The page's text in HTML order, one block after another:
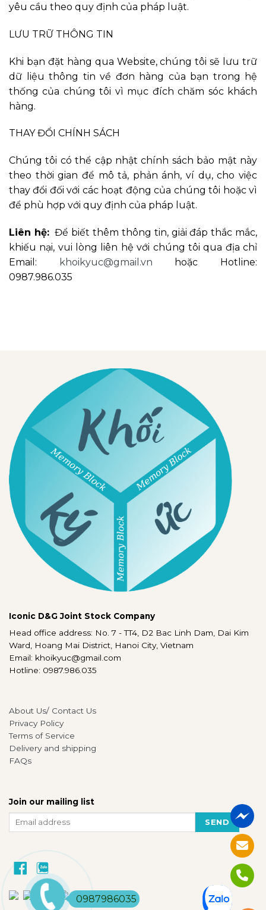
yêu cầu theo quy định của pháp luật.
LƯU TRỮ THÔNG TIN
Khi bạn đặt hàng qua Website, chúng tôi sẽ lưu trữ
dữ liệu thông tin về đơn hàng của bạn trong hệ
thống của chúng tôi vì mục đích chăm sóc khách
hàng.
THAY ĐỔI CHÍNH SÁCH
Chúng tôi có thể cập nhật chính sách bảo mật này
theo thời gian để mô tả, phản ánh, ví dụ, cho việc
thay đổi đối với các hoạt động của chúng tôi hoặc vì
để phù hợp với quy định của pháp luật.
Liên hệ:Để biết thêm thông tin, giải đáp thắc mắc,
khiếu nại, vui lòng liên hệ với chúng tôi qua địa chỉ
Email:
khoikyuc@gmail.vn hoặc Hotline:
0987.986.035
Iconic D&G Joint Stock Company
Head office address: No. 7 - TT4, D2 Bac Linh Dam, Dai Kim
Ward, Hoang Mai District, Hanoi City, Vietnam
Email: khoikyuc@gmail.com
Hotline: 0987.986.035
About Us/ Contact Us
Privacy Policy
Terms of Service
Delivery and shipping
FAQs
Join our mailing list
Facebook
Zalo
0987986035